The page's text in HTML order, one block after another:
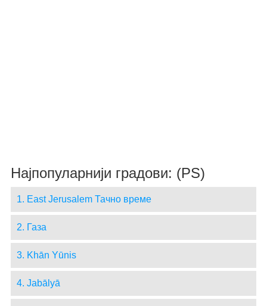
Најпопуларнији градови: (PS)
1. East Jerusalem Тачно време
2. Газа
3. Khān Yūnis
4. Jabālyā